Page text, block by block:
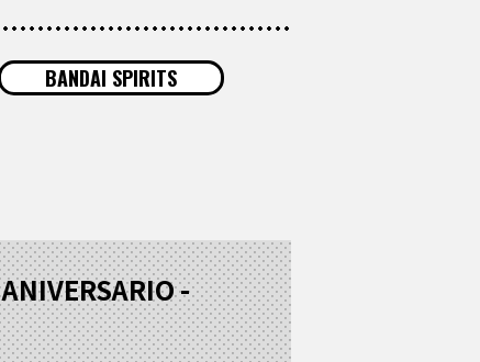
BANDAI SPIRITS
-